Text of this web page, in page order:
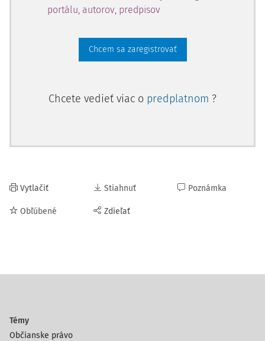
portálu, autorov, predpisov
Chcem sa zaregistrovať
Chcete vedieť viac o predplatnom ?
Vytlačiť
Obľúbené
Stiahnuť
Zdieľať
Poznámka
Témy
Občianske právo